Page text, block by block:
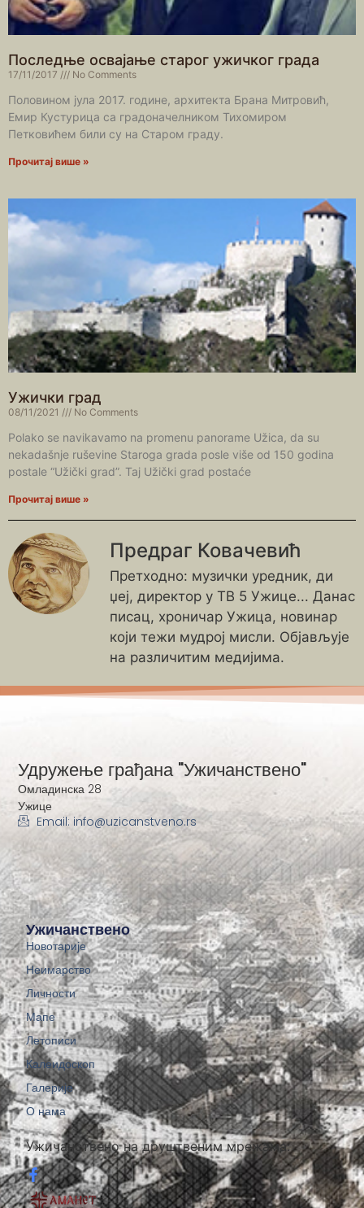
Последње освајање старог ужичког града
17/11/2017 No Comments
Половином јула 2017. године, архитекта Брана Митровић,
Емир Кустурица са градоначелником Тихомиром
Петковићем били су на Старом граду.
Прочитај више »
Ужички град
08/11/2021 No Comments
Polako se navikavamo na promenu panorame Užica, da su
nekadašnje ruševine Staroga grada posle više od 150 godina
postale “Užički grad”. Taj Užički grad postaće
Прочитај више »
Предраг Ковачевић
Претходно: музички уредник, ди
џеј, директор у ТВ 5 Ужице... Данас
писац, хроничар Ужица, новинар
који тежи мудрој мисли. Објављује
на различитим медијима.
Ужичанствено на друштвеним мрежама:
Ужичанствено
Новотарије
Неимарство
Личности
Мапе
Летописи
Калеидоскоп
Галерије
О нама
Удружење грађана "Ужичанствено"
Омладинска 28
Ужице
Email: info@uzicanstveno.rs